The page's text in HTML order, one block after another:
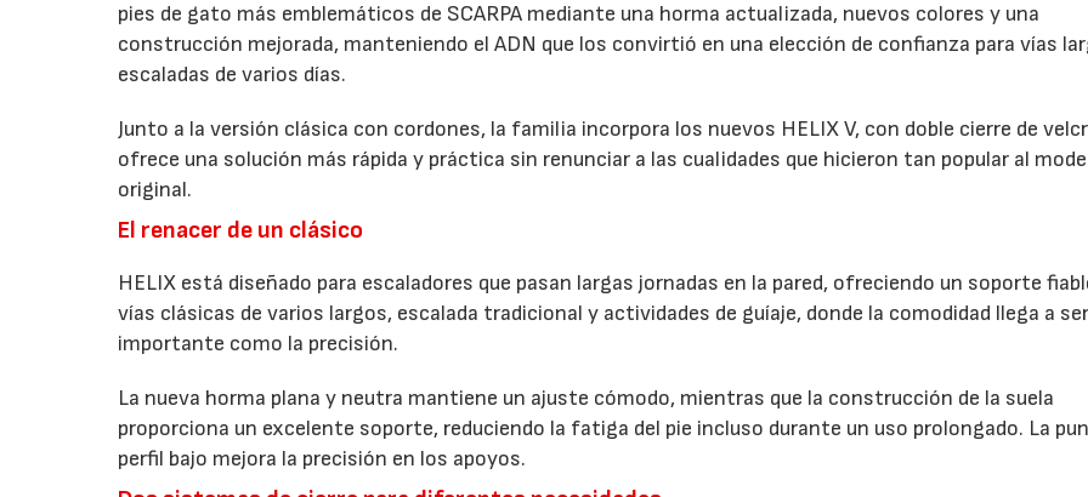
pies de gato más emblemáticos de SCARPA mediante una horma actualizada, nuevos colores y una
construcción mejorada, manteniendo el ADN que los convirtió en una elección de confianza para vías
escaladas de varios días.
Junto a la versión clásica con cordones, la familia incorpora los nuevos HELIX V, con doble cierre de
ofrece una solución más rápida y práctica sin renunciar a las cualidades que hicieron tan popular al
original.
El renacer de un clásico
HELIX está diseñado para escaladores que pasan largas jornadas en la pared, ofreciendo un soporte
vías clásicas de varios largos, escalada tradicional y actividades de guíaje, donde la comodidad llega a
importante como la precisión.
La nueva horma plana y neutra mantiene un ajuste cómodo, mientras que la construcción de la suela
proporciona un excelente soporte, reduciendo la fatiga del pie incluso durante un uso prolongado. La
perfil bajo mejora la precisión en los apoyos.